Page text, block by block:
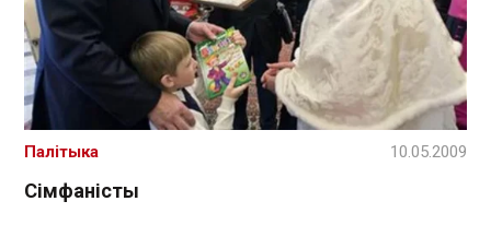
Сімфаністы
Палітыка 10.05.2009